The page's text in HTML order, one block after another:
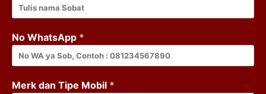
No WhatsApp *
Merk dan Tipe Mobil *